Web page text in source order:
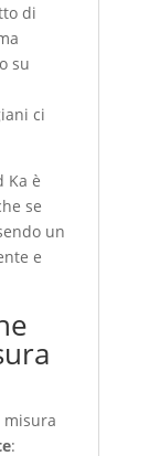
di
su
ci
Ka è
se
un
e
misura
: